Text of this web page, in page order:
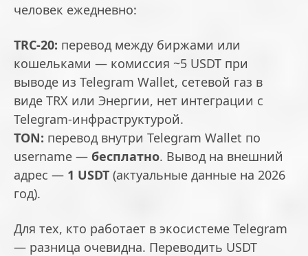
человек ежедневно:
TRC-20: перевод между биржами или
кошельками — комиссия ~5 USDT при
выводе из Telegram Wallet, сетевой газ в
виде TRX или Энергии, нет интеграции с
Telegram-инфраструктурой.
TON: перевод внутри Telegram Wallet по
username — бесплатно. Вывод на внешний
адрес — 1 USDT (актуальные данные на 2026
год).
Для тех, кто работает в экосистеме Telegram
— разница очевидна. Переводить USDT